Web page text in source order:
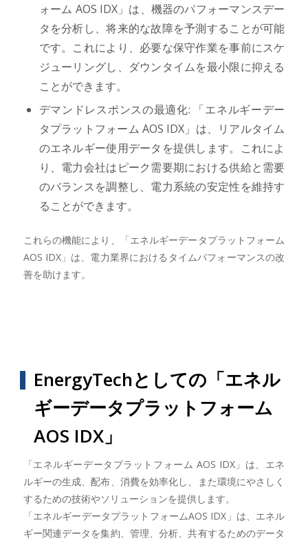
ォーム AOS IDX」は、機器のパフォーマンスデー
タを分析し、将来的な故障を予測することが可能
です。これにより、必要な保守作業を事前にスケ
ジューリングし、ダウンタイムを最小限に抑える
ことができます。
デマンドレスポンスの最適化: 「エネルギーデー
タプラットフォーム AOS IDX」は、リアルタイム
のエネルギー使用データを提供します。これによ
り、電力会社はピーク需要期における供給と需要
のバランスを調整し、電力系統の安定性を維持す
ることができます。
これらの機能により、「エネルギーデータプラットフォーム
AOS IDX」は、電力業界におけるタイムパフォーマンスの改
善を助けます。
EnergyTechとしての「エネル
ギーデータプラットフォーム
AOS IDX」
「エネルギーデータプラットフォーム AOS IDX」は、エネ
ルギーの生成、配布、消費を効率化し、また環境にやさしく
するための技術やソリューションを提供します。
「エネルギーデータプラットフォームAOS IDX」は、エネル
ギー関連データを集約、管理、分析、共有するためのデータ